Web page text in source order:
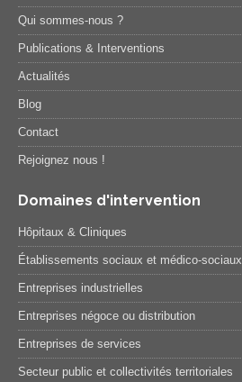
Qui sommes-nous ?
Publications & Interventions
Actualités
Blog
Contact
Rejoignez nous !
Domaines d'intervention
Hôpitaux & Cliniques
Établissements sociaux et médico-sociaux
Entreprises industrielles
Entreprises négoce ou distribution
Entreprises de services
Secteur public et collectivités territoriales